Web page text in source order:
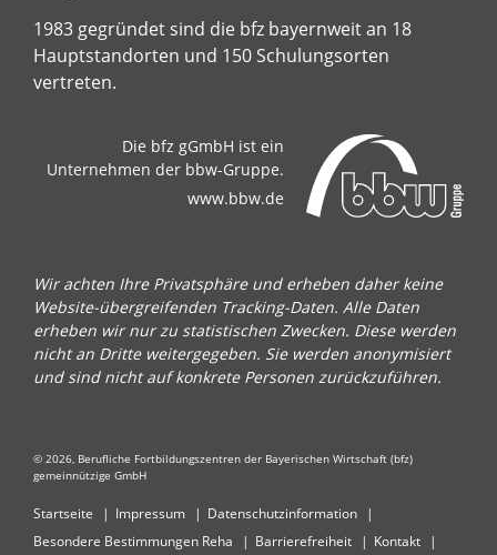
1983 gegründet sind die bfz bayernweit an 18
Hauptstandorten und 150 Schulungsorten
vertreten.
Die bfz gGmbH ist ein
Unternehmen der bbw-Gruppe.
www.bbw.de
Wir achten Ihre Privatsphäre und erheben daher keine
Website-übergreifenden Tracking-Daten. Alle Daten
erheben wir nur zu statistischen Zwecken. Diese werden
nicht an Dritte weitergegeben. Sie werden anonymisiert
und sind nicht auf konkrete Personen zurückzuführen.
© 2026, Berufliche Fortbildungszentren der Bayerischen Wirtschaft (bfz)
gemeinnützige GmbH
Startseite Impressum
Datenschutzinformation
Besondere Bestimmungen Reha
Barrierefreiheit Kontakt